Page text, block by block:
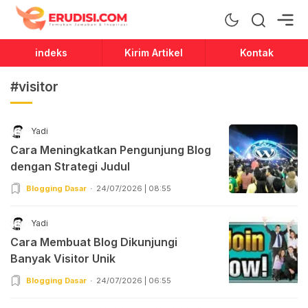
Erudisi
Temukan Jawaban dan Inspirasi
indeks Kirim Artikel Kontak
#visitor
Yadi
Cara Meningkatkan Pengunjung Blog
dengan Strategi Judul
Blogging Dasar 24/07/2026 | 08:55
Yadi
Cara Membuat Blog Dikunjungi
Banyak Visitor Unik
Blogging Dasar 24/07/2026 | 06:55